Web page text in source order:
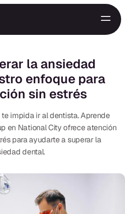
la ansiedad
enfoque para
sin estrés
impida ir al dentista. Aprende
en National City ofrece atención
para ayudarte a superar la
dental.